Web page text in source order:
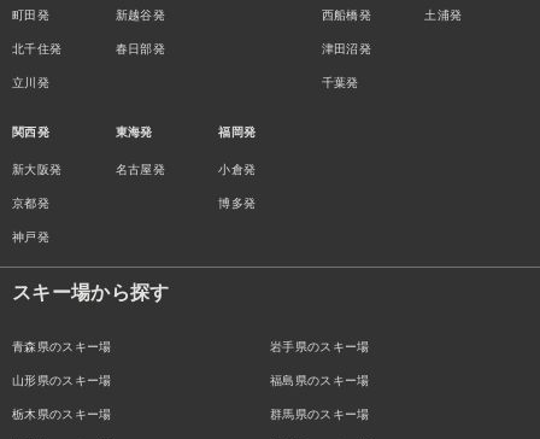
町田発
北千住発
立川発
新越谷発
春日部発
西船橋発
津田沼発
千葉発
土浦発
関西発
新大阪発
京都発
神戸発
東海発
名古屋発
福岡発
小倉発
博多発
スキー場から探す
青森県のスキー場 岩手県のスキー場
山形県のスキー場 福島県のスキー場
栃木県のスキー場 群馬県のスキー場